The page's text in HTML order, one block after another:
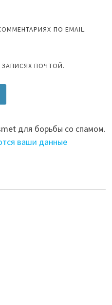
ПО EMAIL.
ПОЧТОЙ.
для борьбы со спамом.
ваши данные